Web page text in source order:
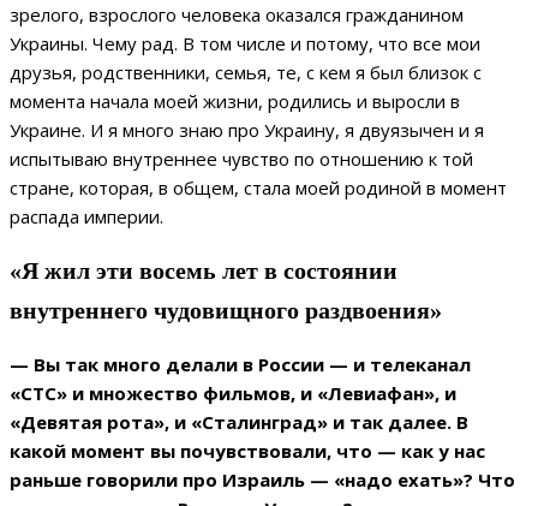
зрелого, взрослого человека оказался гражданином
Украины. Чему рад. В том числе и потому, что все мои
друзья, родственники, семья, те, с кем я был близок с
момента начала моей жизни, родились и выросли в
Украине. И я много знаю про Украину, я двуязычен и я
испытываю внутреннее чувство по отношению к той
стране, которая, в общем, стала моей родиной в момент
распада империи.
«Я жил эти восемь лет в состоянии
внутреннего чудовищного раздвоения»
— Вы так много делали в России — и телеканал
«СТС» и множество фильмов, и «Левиафан», и
«Девятая рота», и «Сталинград» и так далее. В
какой момент вы почувствовали, что — как у нас
раньше говорили про Израиль — «надо ехать»? Что